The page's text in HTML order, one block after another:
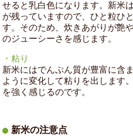
せると乳白色になります。新米
が残っていますので、ひと粒ひ
す。そのため、炊きあがりが艶
のジューシーさを感じます。
・粘り
新米にはでんぷん質が豊富に含
ように変化して粘りを出します
を強く感じるのです。
新米の注意点